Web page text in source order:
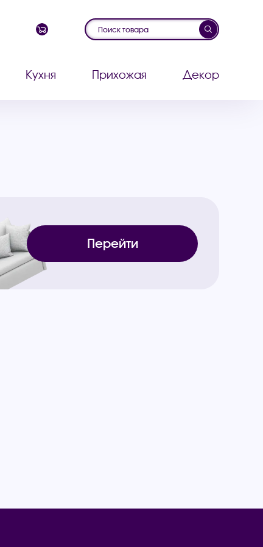
Кухня Прихожая Декор
Перейти